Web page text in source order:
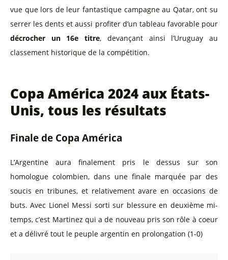
vue que lors de leur fantastique campagne au Qatar, ont su
serrer les dents et aussi profiter d’un tableau favorable pour
décrocher un 16e titre, devançant ainsi l’Uruguay au
classement historique de la compétition.
Copa América 2024 aux États-
Unis, tous les résultats
Finale de Copa América
L’Argentine aura finalement pris le dessus sur son
homologue colombien, dans une finale marquée par des
soucis en tribunes, et relativement avare en occasions de
buts. Avec Lionel Messi sorti sur blessure en deuxième mi-
temps, c’est Martinez qui a de nouveau pris son rôle à coeur
et a délivré tout le peuple argentin en prolongation (1-0)